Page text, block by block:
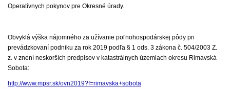
Operatívnych pokynov pre Okresné úrady.
Obvyklá výška nájomného za užívanie poľnohospodárskej pôdy pri
prevádzkovaní podniku za rok 2019 podľa § 1 ods. 3 zákona č. 504/2003 Z.
z. v znení neskorších predpisov v katastrálnych územiach okresu Rimavská
Sobota:
http://www.mpsr.sk/ovn2019?f=rimavska+sobota